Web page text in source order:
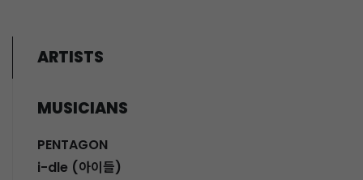
ARTISTS
MUSICIANS
PENTAGON
i-dle (아이들)